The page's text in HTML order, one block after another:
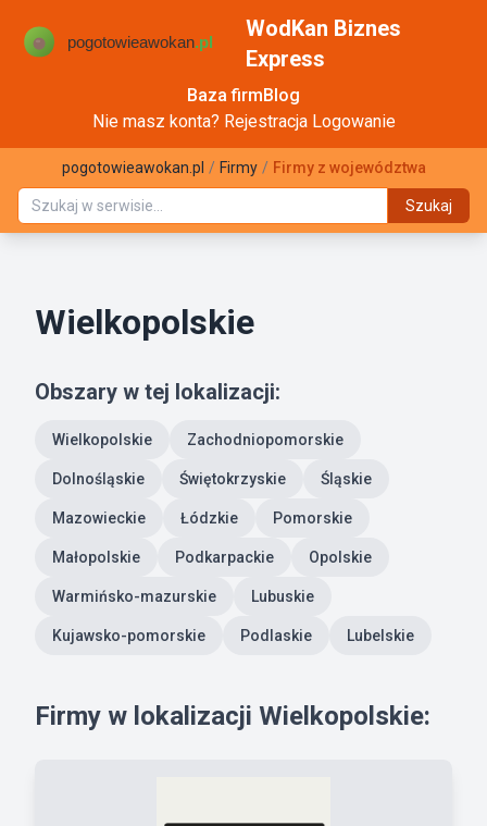
WodKan Biznes
Express
Baza firmBlog
Nie masz konta? Rejestracja Logowanie
pogotowieawokan.pl / Firmy / Firmy z województwa
Szukaj
Wielkopolskie
Obszary w tej lokalizacji:
Wielkopolskie Zachodniopomorskie
Dolnośląskie Świętokrzyskie Śląskie
Mazowieckie Łódzkie Pomorskie
Małopolskie Podkarpackie Opolskie
Warmińsko-mazurskie Lubuskie
Kujawsko-pomorskie Podlaskie Lubelskie
Firmy w lokalizacji Wielkopolskie: